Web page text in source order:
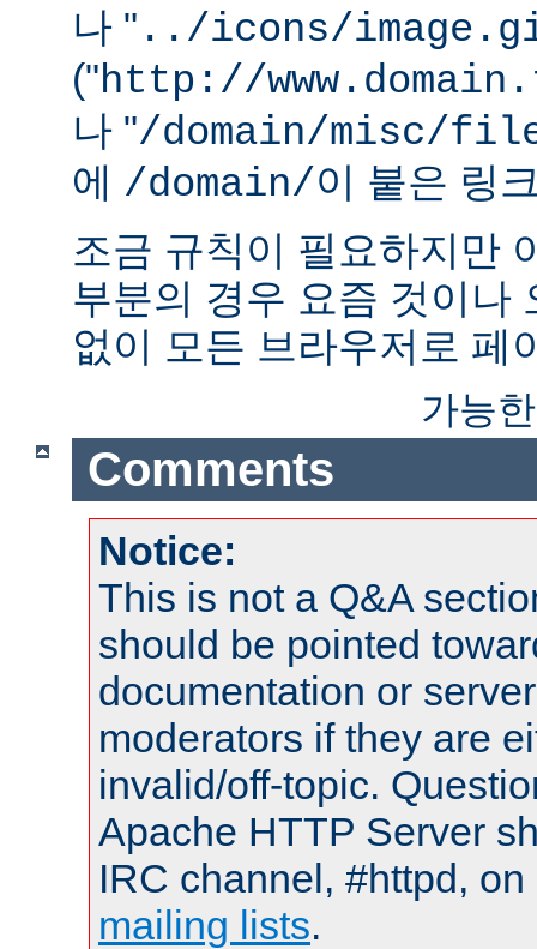
나 " ../icons/
("http://
나 "/domain/misc/
에 /domain/이 붙은 링
조금 규칙이 필요하지만
부분의 경우 요즘 것이나
없이 모든 브라우저로 페
가능
Comments
Notice:
This is not a Q&A
should be pointed
documentation or
moderators if they are
invalid/off-topic.
Apache HTTP Server
IRC channel, #httpd,
mailing lists.